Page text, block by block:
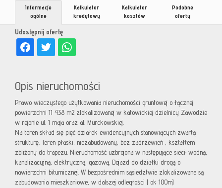
Udostępnij ofertę
Informacje
ogólne
Kalkulator
kredytowy
Kalkulator
kosztów
Podobne
oferty
Opis nieruchomości
Prawo wieczystego użytkowania nieruchomości gruntowej o łącznej
powierzchni 11 438 m2 zlokalizowanej w katowickiej dzielnicy Zawodzie
w rejonie ul. 1 maja oraz al. Murckowskiej.
Na teren skład się pięć działek ewidencyjnych stanowiących zwartą
strukturę. Teren płaski, niezabudowany, bez zadrzewień , kształtem
zbliżony do trapezu. Nieruchomość uzbrojona w następujące sieci: wodną,
kanalizacyjną, elektryczną, gazową. Dojazd do działki drogą o
nawierzchni bitumicznej. W bezpośrednim sąsiedztwie zlokalizowane są
zabudowania mieszkaniowe, w dalszej odległości ( ok 100m)